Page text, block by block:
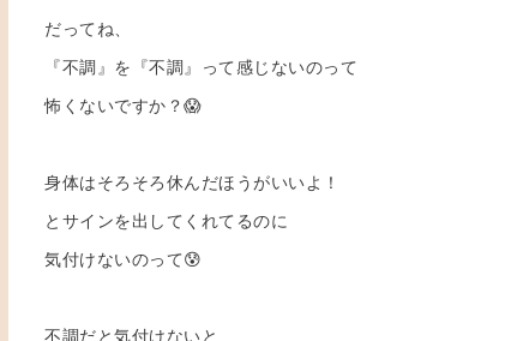
だってね、
『不調』を『不調』って感じないのって
怖くないですか？😱
身体はそろそろ休んだほうがいいよ！
とサインを出してくれてるのに
気付けないのって😰
不調だと気付けないと